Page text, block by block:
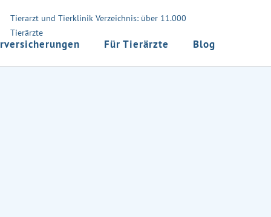
Tierarzt und Tierklinik Verzeichnis: über 11.000
Tierärzte
Für Tierärzte Blog